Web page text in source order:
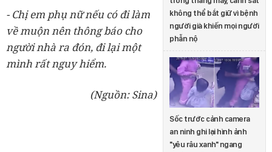
không thể bắt giữ vì bệnh
người già khiến mọi người
phẫn nộ
Sốc trước cảnh camera
an ninh ghi lại hình ảnh
"yêu râu xanh" ngang
- Chị em phụ nữ nếu có đi làm
về muộn nên thông báo cho
người nhà ra đón, đi lại một
mình rất nguy hiểm.
(Nguồn: Sina)